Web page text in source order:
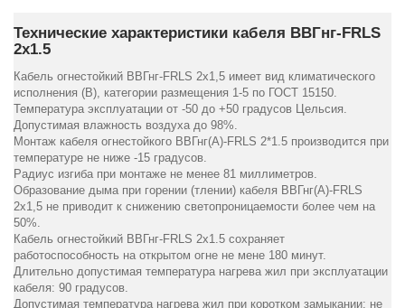
Технические характеристики кабеля ВВГнг-FRLS
2х1.5
Кабель огнестойкий ВВГнг-FRLS 2х1,5 имеет вид климатического
исполнения (В), категории размещения 1-5 по ГОСТ 15150.
Температура эксплуатации от -50 до +50 градусов Цельсия.
Допустимая влажность воздуха до 98%.
Монтаж кабеля огнестойкого ВВГнг(А)-FRLS 2*1.5 производится при
температуре не ниже -15 градусов.
Радиус изгиба при монтаже не менее 81 миллиметров.
Образование дыма при горении (тлении) кабеля ВВГнг(А)-FRLS
2х1,5 не приводит к снижению светопроницаемости более чем на
50%.
Кабель огнестойкий ВВГнг-FRLS 2х1.5 сохраняет
работоспособность на открытом огне не мене 180 минут.
Длительно допустимая температура нагрева жил при эксплуатации
кабеля: 90 градусов.
Допустимая температура нагрева жил при коротком замыкании: не